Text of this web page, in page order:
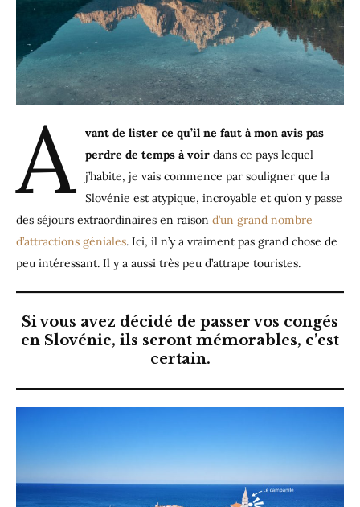
A
vant de lister ce qu’il ne faut à mon avis pas
perdre de temps à voirdans ce pays lequel
j’habite, je vais commence par souligner que la
Slovénie est atypique, incroyable et qu’on y passe
des séjours extraordinaires en raison d’un grand nombre
d’attractions géniales. Ici, il n’y a vraiment pas grand chose de
peu intéressant. Il y a aussi très peu d’attrape touristes.
Si vous avez décidé de passer vos congés
en Slovénie, ils seront mémorables, c’est
certain.